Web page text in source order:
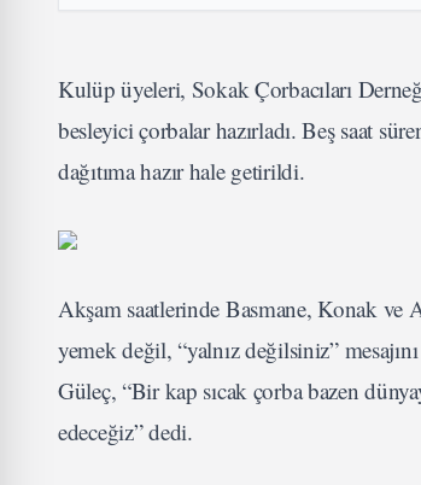
Kulüp üyeleri, Sokak Çorbacıları
besleyici çorbalar hazırladı. Beş saat
dağıtıma hazır hale getirildi.
Akşam saatlerinde Basmane, Konak ve
yemek değil, “yalnız değilsiniz”
Güleç, “Bir kap sıcak çorba bazen
edeceğiz” dedi.